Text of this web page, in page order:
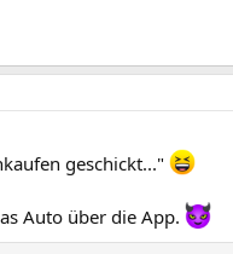
geschickt..."
Auto über die App.